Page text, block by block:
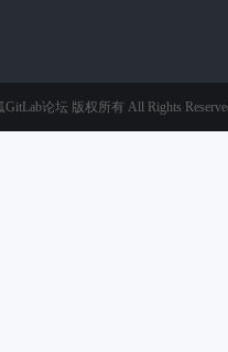
GitLab论坛 版权所有 All Rights